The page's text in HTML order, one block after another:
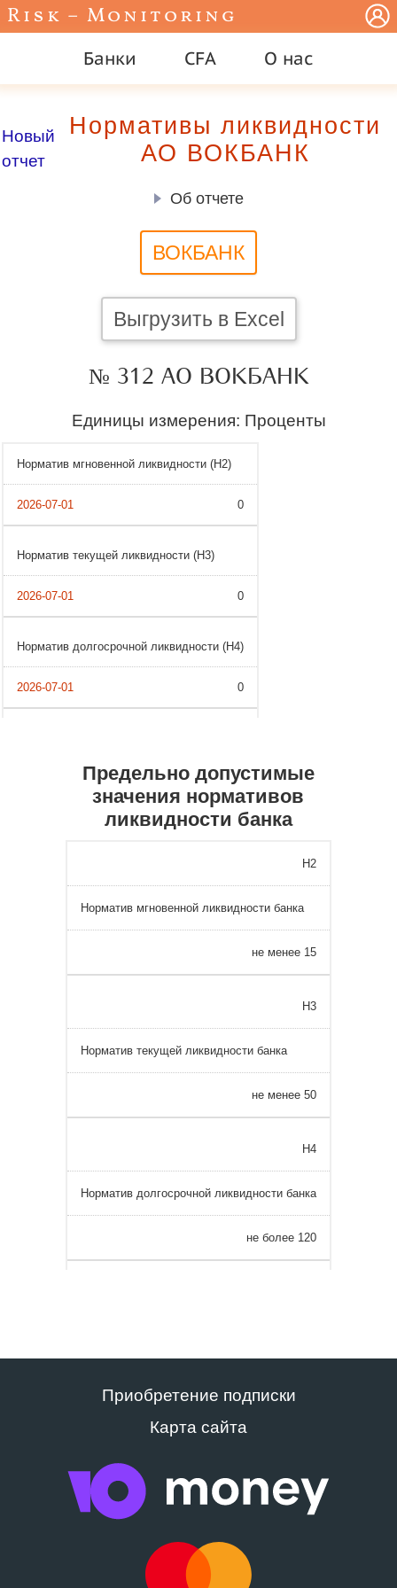
Risk – Monitoring
Банки CFA О нас
Новый
отчет
Нормативы ликвидности
АО ВОКБАНК
Об отчете
ВОКБАНК
Выгрузить в Excel
№ 312 АО ВОКБАНК
Единицы измерения: Проценты
Норматив мгновенной ликвидности (Н2)
0
Норматив текущей ликвидности (Н3)
0
Норматив долгосрочной ликвидности (Н4)
0
Предельно допустимые
значения нормативов
ликвидности банка
Н2
Норматив мгновенной ликвидности банка
не менее 15
Н3
Норматив текущей ликвидности банка
не менее 50
Н4
Норматив долгосрочной ликвидности банка
не более 120
Приобретение подписки
Карта сайта